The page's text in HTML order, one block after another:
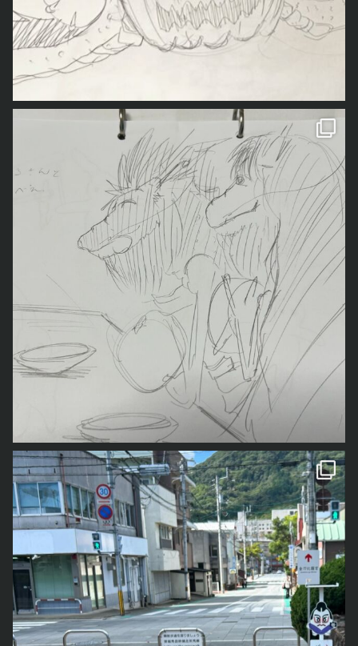
「龍ちゃんが
一番上の「奥の院」までは1300段以上の階段